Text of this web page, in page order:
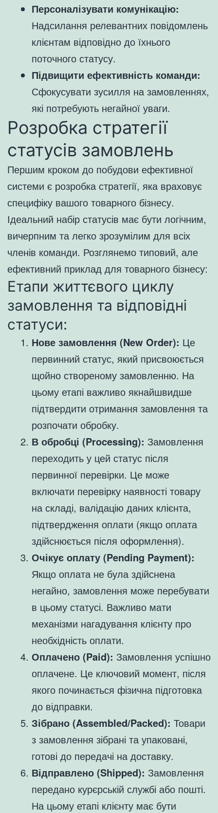
Персоналізувати комунікацію:
Надсилання релевантних повідомлень
клієнтам відповідно до їхнього
поточного статусу.
Підвищити ефективність команди:
Сфокусувати зусилля на замовленнях,
які потребують негайної уваги.
Розробка стратегії
статусів замовлень
Першим кроком до побудови ефективної
системи є розробка стратегії, яка враховує
специфіку вашого товарного бізнесу.
Ідеальний набір статусів має бути логічним,
вичерпним та легко зрозумілим для всіх
членів команди. Розглянемо типовий, але
ефективний приклад для товарного бізнесу:
Етапи життєвого циклу
замовлення та відповідні
статуси:
Нове замовлення (New Order): Це
первинний статус, який присвоюється
щойно створеному замовленню. На
цьому етапі важливо якнайшвидше
підтвердити отримання замовлення та
розпочати обробку.
В обробці (Processing): Замовлення
переходить у цей статус після
первинної перевірки. Це може
включати перевірку наявності товару
на складі, валідацію даних клієнта,
підтвердження оплати (якщо оплата
здійснюється після оформлення).
Очікує оплату (Pending Payment):
Якщо оплата не була здійснена
негайно, замовлення може перебувати
в цьому статусі. Важливо мати
механізми нагадування клієнту про
необхідність оплати.
Оплачено (Paid): Замовлення успішно
оплачене. Це ключовий момент, після
якого починається фізична підготовка
до відправки.
Зібрано (Assembled/Packed): Товари
з замовлення зібрані та упаковані,
готові до передачі на доставку.
Відправлено (Shipped): Замовлення
передано курєрській службі або пошті.
На цьому етапі клієнту має бути